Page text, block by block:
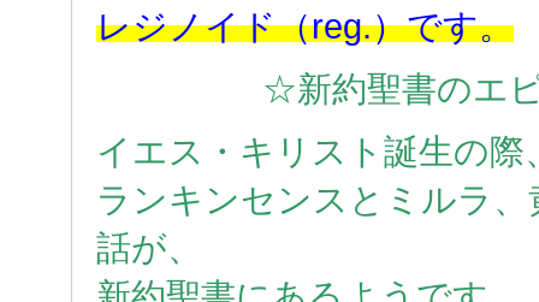
レジノイド（reg.）です。
☆新約聖書のエ
イエス・キリスト誕生の際
ランキンセンスとミルラ
話が、